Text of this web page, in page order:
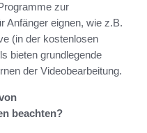
zur
Anfänger eignen, wie z.B.
(in der kostenlosen
bieten grundlegende
der Videobearbeitung.
beachten?